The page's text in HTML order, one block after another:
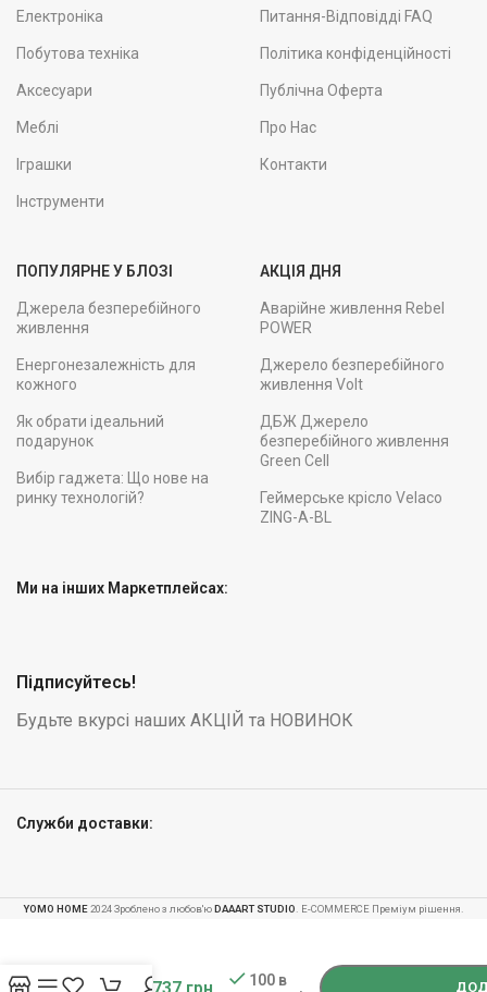
Електроніка
Побутова техніка
Аксесуари
Меблі
Іграшки
Інструменти
Питання-Відповідді FAQ
Політика конфіденційності
Публічна Оферта
Про Нас
Контакти
ПОПУЛЯРНЕ У БЛОЗІ
Джерела безперебійного
живлення
Енергонезалежність для
кожного
Як обрати ідеальний
подарунок
Вибір гаджета: Що нове на
ринку технологій?
АКЦІЯ ДНЯ
Аварійне живлення Rebel
POWER
Джерело безперебійного
живлення Volt
ДБЖ Джерело
безперебійного живлення
Green Cell
Геймерське крісло Velaco
ZING-A-BL
Ми на інших Маркетплейсах:
Підписуйтесь!
Будьте вкурсі наших АКЦІЙ та НОВИНОК
Служби доставки:
YOMO HOME 2024 Зроблено з любов'юDAAART STUDIO . E-COMMERCE Преміум рішення.
кг Rebel
2 737 грн
100 в